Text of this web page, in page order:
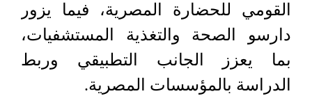
القومي للحضارة المصرية، فيما يزور
دارسو الصحة والتغذية المستشفيات،
بما يعزز الجانب التطبيقي وربط
الدراسة بالمؤسسات المصرية.